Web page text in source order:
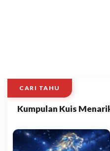
CARI TAHU
Kumpulan Kuis